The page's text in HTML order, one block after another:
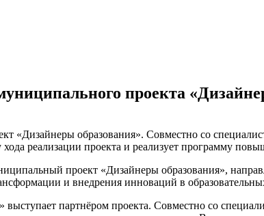
проекта
«Дизайнеры образования». Совместно со
реализации проекта и реализует программу
проект «Дизайнеры образования»,
и внедрения инноваций в
партнёром проекта. Совместно со